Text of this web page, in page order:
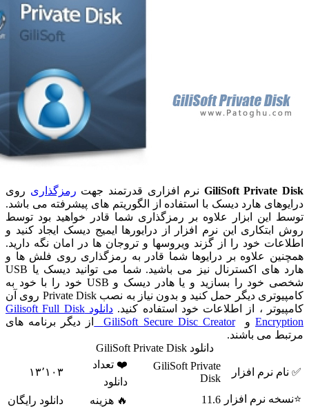
GiliSoft Privateنرم افزاری قدرتمند جهترمزگذاریروی
هارد دیسک با استفاده از الگوریتم های پیشرفته می باشد.
این ابزار علاوه بر رمزگذاری شما قادر خواهید بود توسط
این نرم افزار از درایورها ایمیج دیسک ایجاد کنید و
خود را از گزند ویروسها و تروجان ها در امان نگه دارید.
علاوه بر درایوها شما قادر به رمزگذاری روی فلش ها و
هارد های اکسترنال نیز می باشید. شما می توانید دیسک یا USB
شخصی خود را بسازید و یا هادر دیسک و USB خود را با خود به
کامپیوتری دیگر حمل کنید و بدون نیاز به نصب Private Disk روی آن
، از اطلاعات خود استفاده کنید.
دانلود Gilisoft Full Disk
وGiliSoft Secure Disc Creator
از دیگر برنامه های
می باشند.
دانلود GiliSoft Private Disk
نرم افزار
GiliSoft Private
Disk
❤️ تعداد
۱۳٬۱۰۳
نرم افزار 11.6 🔥 هزینه
دانلود رایگان